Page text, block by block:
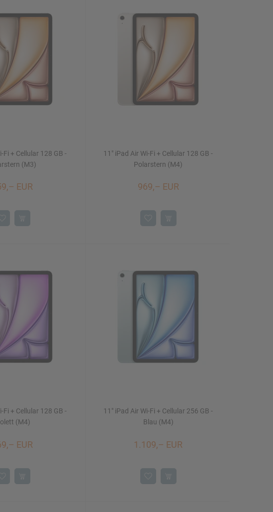
Fi + Cellular 128 GB -
(M3)
EUR
11" iPad Air Wi-Fi + Cellular 128 GB -
Polarstern (M4)
969,– EUR
Fi + Cellular 128 GB -
(M4)
EUR
11" iPad Air Wi-Fi + Cellular 256 GB -
Blau (M4)
1.109,– EUR